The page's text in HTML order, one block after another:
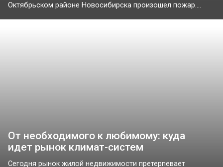
Октябрьском районе Новосибирска произошел пожар....
От необходимого к любимому: куда
идет рынок климат-систем
Сегодня рынок жилой недвижимости претерпевает